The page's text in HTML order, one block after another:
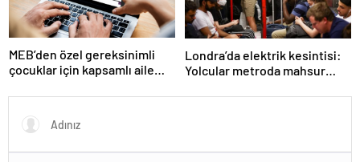
MEB’den özel gereksinimli
çocuklar için kapsamlı aile
Londra’da elektrik kesintisi:
Yolcular metroda mahsur